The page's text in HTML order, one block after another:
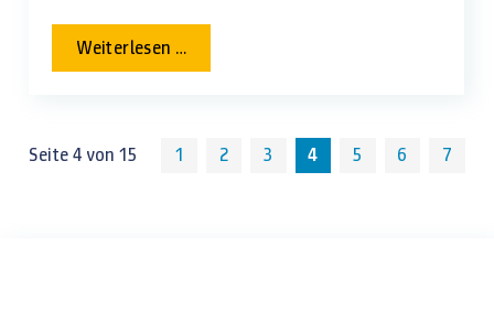
Weiterlesen …Online-
Umfrage
Glasfaseranschlüssen
Seite 4 von 15 1 2 3 4 5 6 7